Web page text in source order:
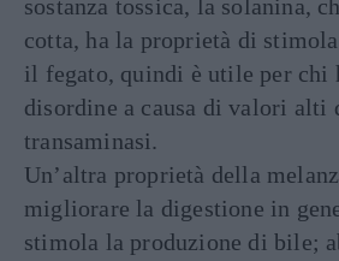
sostanza tossica, la solanina,
cotta, ha la proprietà di
il fegato, quindi è utile per chi
disordine a causa di valori alti
transaminasi.
Un’altra proprietà della
migliorare la digestione in
stimola la produzione di bile;